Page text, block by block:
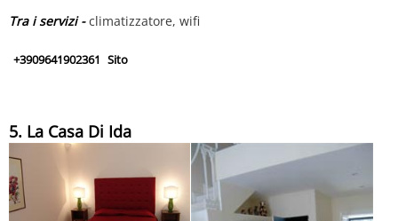
Tra i servizi -climatizzatore, wifi
+3909641902361 Sito
5. La Casa Di Ida